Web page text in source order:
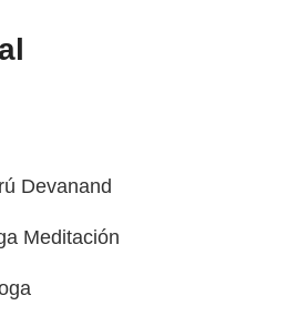
Devanand
Meditación